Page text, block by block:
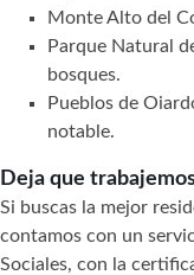
Monte Alto del
Parque Natural
bosques.
Pueblos de
notable.
Deja que
Si buscas la mejor
contamos con un
Sociales, con la